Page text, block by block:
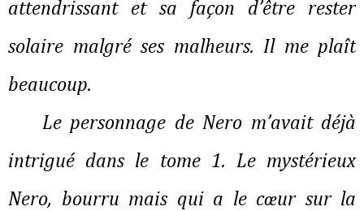
attendrissant et sa façon d’être rester
solaire malgré ses malheurs. Il me plaît
beaucoup.
Le personnage de Nero m’avait déjà
intrigué dans le tome 1. Le mystérieux
Nero, bourru mais qui a le cœur sur la